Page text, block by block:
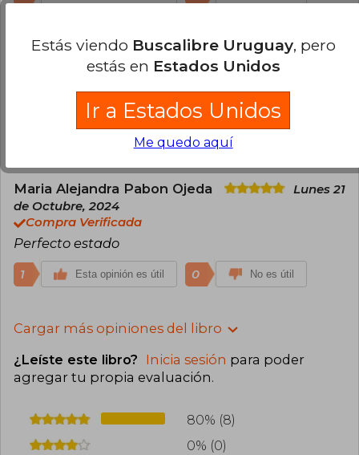
Estefanía Ávila
Jueves 27 de Junio,
Compra Verificada
Estaba esperando este nuevo libro, emocionada
de poder tenerlo por fin
Esta opinión es útil 0
Maria Alejandra Pabon Ojeda
Lunes 21
de Octubre, 2024
Compra Verificada
Perfecto estado
1 Esta opinión es útil 0 No es útil
Cargar más opiniones del libro
¿Leíste este libro? Inicia sesión para poder
agregar tu propia evaluación.
80% (8)
0% (0)
Estás viendo Buscalibre Uruguay, pero
estás en Estados Unidos
Ir a Estados Unidos
Me quedo aquí